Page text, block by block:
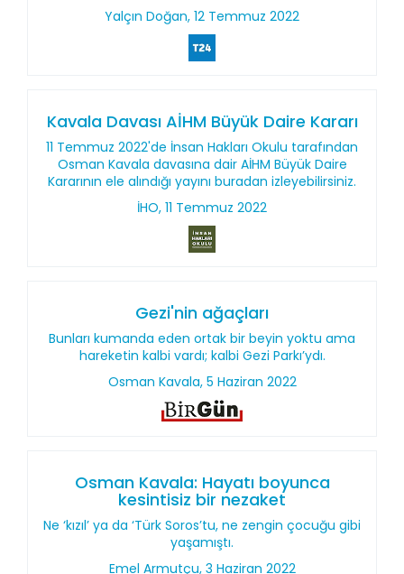
Yalçın Doğan, 12 Temmuz 2022
Kavala Davası AİHM Büyük Daire Kararı
11 Temmuz 2022'de İnsan Hakları Okulu tarafından
Osman Kavala davasına dair AİHM Büyük Daire
Kararının ele alındığı yayını buradan izleyebilirsiniz.
İHO, 11 Temmuz 2022
Gezi'nin ağaçları
Bunları kumanda eden ortak bir beyin yoktu ama
hareketin kalbi vardı; kalbi Gezi Parkı’ydı.
Osman Kavala, 5 Haziran 2022
Osman Kavala: Hayatı boyunca
kesintisiz bir nezaket
Ne ‘kızıl’ ya da ‘Türk Soros’tu, ne zengin çocuğu gibi
yaşamıştı.
Emel Armutçu, 3 Haziran 2022